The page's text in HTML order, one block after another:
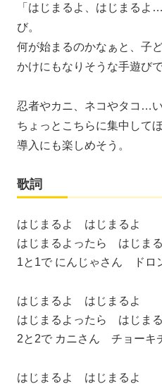
「はじまるよ、はじまる
び。
何が始まるのかなぁと、子
かけにもなりそうな手遊びで
忍者やカニ、ネコやタコ…
ちょっとこちらに集中して
導入にも楽しめそう。
歌詞
はじまるよ はじまるよ
はじまるよったら はじま
1と1で にんじゃさん ドロ
はじまるよ はじまるよ
はじまるよったら はじま
2と2で カニさん チョーキ
はじまるよ はじまるよ